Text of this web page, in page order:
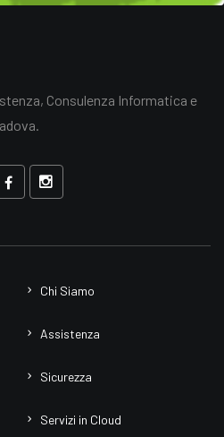
Consulenza Informatica e
Chi Siamo
Assistenza
Sicurezza
Servizi in Cloud